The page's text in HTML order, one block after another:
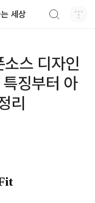
세상
스 디자인
징부터 아
리